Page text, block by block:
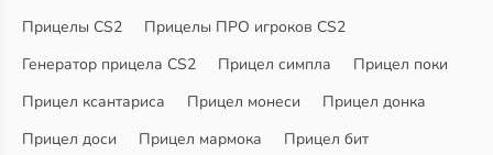
Прицелы CS2
Прицелы ПРО игроков CS2
Генератор прицела CS2
Прицел симпла
Прицел поки
Прицел ксантариса
Прицел монеси
Прицел донка
Прицел доси
Прицел мармока
Прицел бит